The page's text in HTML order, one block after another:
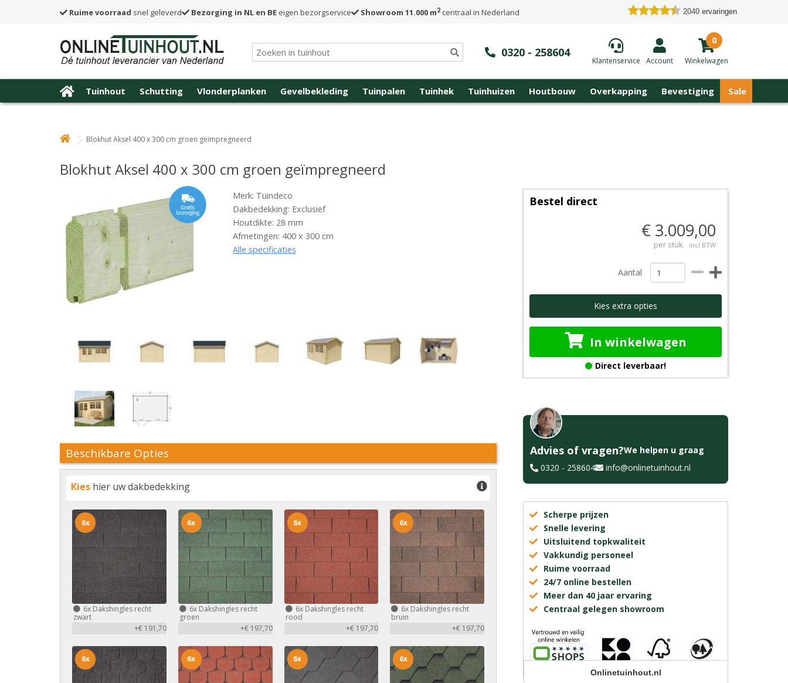
Ruime voorraad snel geleverd Bezorging in NL en BE eigen bezorgservice Showroom 11.000 m2centraal in Nederland 2040 ervaringen
0320 - 258604
Klantenservice Account
0
Winkelwagen
Tuinhout Schutting Vlonderplanken Gevelbekleding Tuinpalen Tuinhek Tuinhuizen Houtbouw Overkapping Bevestiging Sale
Blokhut Aksel 400 x 300 cm groen geïmpregneerd
Blokhut Aksel 400 x 300 cm groen geïmpregneerd
Merk: Tuindeco
Dakbedekking: Exclusief
Houtdikte: 28 mm
Afmetingen: 400 x 300 cm
Alle specificaties
Beschikbare Opties
Kies hier uw dakbedekking
6x Dakshingles recht
zwart
+€ 191,70
6x
6xDakshingles recht
groen
+€ 197,70
6x
6xDakshingles recht
rood
+€ 197,70
6x
6x Dakshingles recht
bruin
+€ 197,70
6x
6x 6x 6x 6x
Bestel direct
€ 3.009,00
per stuk incl BTW
Aantal
Kies extra opties
In winkelwagen
Direct leverbaar!
Advies of vragen?We helpen u graag
0320 - 258604
info@onlinetuinhout.nl
Scherpe prijzen
Snelle levering
Uitsluitend topkwaliteit
Vakkundig personeel
Ruime voorraad
24/7 online bestellen
Meer dan 40 jaar ervaring
Centraal gelegen showroom
Onlinetuinhout.nl